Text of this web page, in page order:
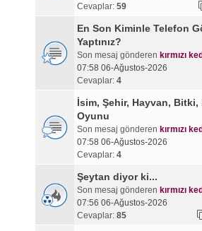
Cevaplar: 59
En Son Kiminle Telefon
Yaptınız?
Son mesaj gönderen kırmızı
07:58 06-Ağustos-2026
Cevaplar: 4
İsim, Şehir, Hayvan, Bitki,
Oyunu
Son mesaj gönderen kırmızı
07:58 06-Ağustos-2026
Cevaplar: 4
Şeytan diyor ki...
Son mesaj gönderen kırmızı
07:56 06-Ağustos-2026
Cevaplar: 85